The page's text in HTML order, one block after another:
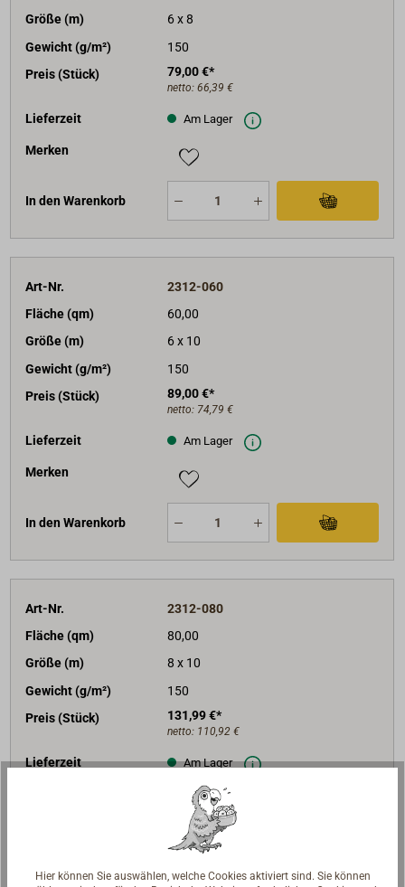
Größe (m)
6 x 8
Gewicht (g/m²)
150
Preis (Stück)
79,00 €*
netto: 66,39 €
Lieferzeit Am Lager
Merken
In den Warenkorb
Art-Nr.
2312-060
Fläche (qm)
60,00
Größe (m)
6 x 10
Gewicht (g/m²)
150
Preis (Stück)
89,00 €*
netto: 74,79 €
Lieferzeit Am Lager
Merken
In den Warenkorb
Art-Nr.
2312-080
Fläche (qm)
80,00
Größe (m)
8 x 10
Gewicht (g/m²)
150
Preis (Stück)
131,99 €*
netto: 110,92 €
Lieferzeit Am Lager
Hier können Sie auswählen, welche Cookies aktiviert sind. Sie können